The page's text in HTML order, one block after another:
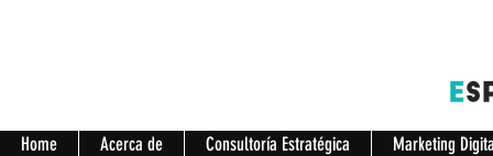
Home Acerca de Consultoría Estratégica Marketing